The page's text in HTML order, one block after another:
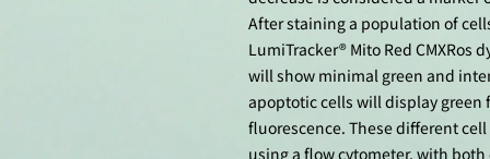
After staining a population of
LumiTracker® Mito Red
will show minimal green and
apoptotic cells will display green
fluorescence. These different
using a flow cytometer, with